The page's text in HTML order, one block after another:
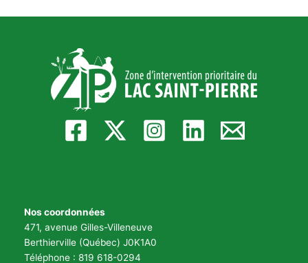
Nos coordonnées
471, avenue Gilles-Villeneuve
Berthierville (Québec) J0K1A0
Téléphone : 819 618-0294